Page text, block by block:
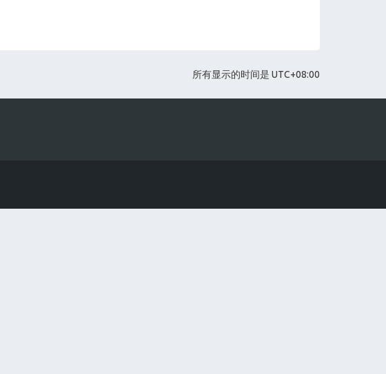
所有显示的时间是 UTC+08:00